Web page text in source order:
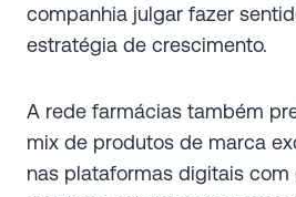
companhia julgar fazer
estratégia de crescimento.
A rede farmácias também
mix de produtos de marca
nas plataformas digitais com